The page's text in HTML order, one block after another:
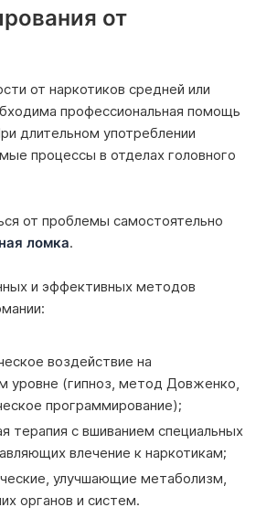
от
от наркотиков средней или
профессиональная помощь
длительном употреблении
процессы в отделах головного
от проблемы самостоятельно
ломка.
и эффективных методов
воздействие на
уровне (гипноз, метод Довженко,
программирование);
терапия с вшиванием специальных
влечение к наркотикам;
улучшающие метаболизм,
органов и систем.